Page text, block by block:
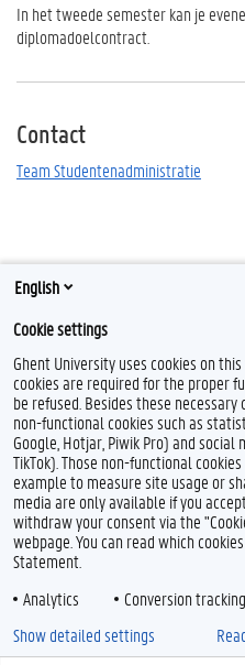
In het tweede semester kan je
diplomadoelcontract.
Contact
Team Studentenadministratie
English
Cookie settings
Ghent University uses cookies on
cookies are required for the proper
be refused. Besides these
non-functional cookies such as
Google, Hotjar, Piwik Pro) and social
TikTok). Those non-functional
example to measure site usage or
media are only available if you
withdraw your consent via the
webpage. You can read which
Statement.
Analytics
Conversion tracking
Show detailed settings